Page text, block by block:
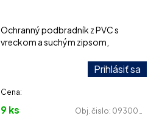
Ochranný podbradník z PVC s
vreckom a suchým zipsom,
prať. Dĺžka 70 cm, šírka 60 cm. Farba
Cena:
Prihlásiť sa
9 ks Obj. čislo: 093000010